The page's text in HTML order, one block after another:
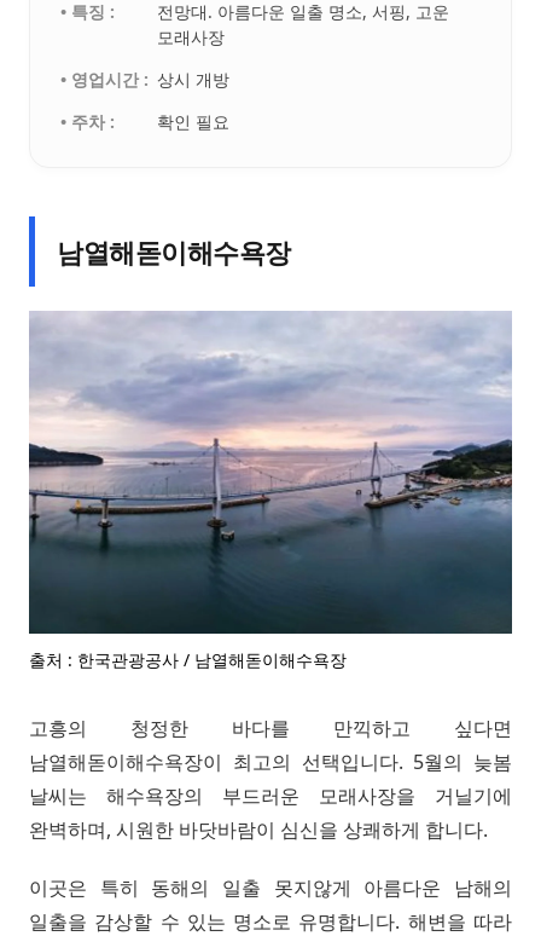
• 특징 :
전망대. 아름다운 일출 명소, 서핑, 고운
모래사장
• 영업시간 : 상시 개방
• 주차 :
확인 필요
남열해돋이해수욕장
출처 : 한국관광공사 / 남열해돋이해수욕장
고흥의 청정한 바다를 만끽하고 싶다면
남열해돋이해수욕장이 최고의 선택입니다. 5월의 늦봄
날씨는 해수욕장의 부드러운 모래사장을 거닐기에
완벽하며, 시원한 바닷바람이 심신을 상쾌하게 합니다.
이곳은 특히 동해의 일출 못지않게 아름다운 남해의
일출을 감상할 수 있는 명소로 유명합니다. 해변을 따라